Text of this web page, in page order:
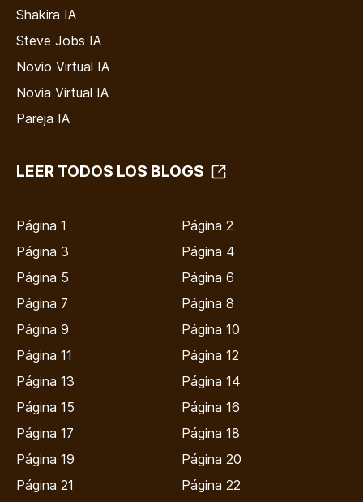
Shakira IA
Steve Jobs IA
Novio Virtual IA
Novia Virtual IA
Pareja IA
LEER TODOS LOS BLOGS
Página 1
Página 2
Página 3
Página 4
Página 5
Página 6
Página 7
Página 8
Página 9
Página 10
Página 11
Página 12
Página 13
Página 14
Página 15
Página 16
Página 17
Página 18
Página 19
Página 20
Página 21
Página 22